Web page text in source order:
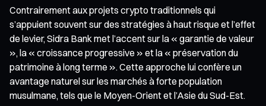
Contrairement aux projets crypto traditionnels qui
s’appuient souvent sur des stratégies à haut risque et l’effet
de levier, Sidra Bank met l’accent sur la « garantie de valeur
», la « croissance progressive » et la « préservation du
patrimoine à long terme ». Cette approche lui confère un
avantage naturel sur les marchés à forte population
musulmane, tels que le Moyen-Orient et l’Asie du Sud-Est.